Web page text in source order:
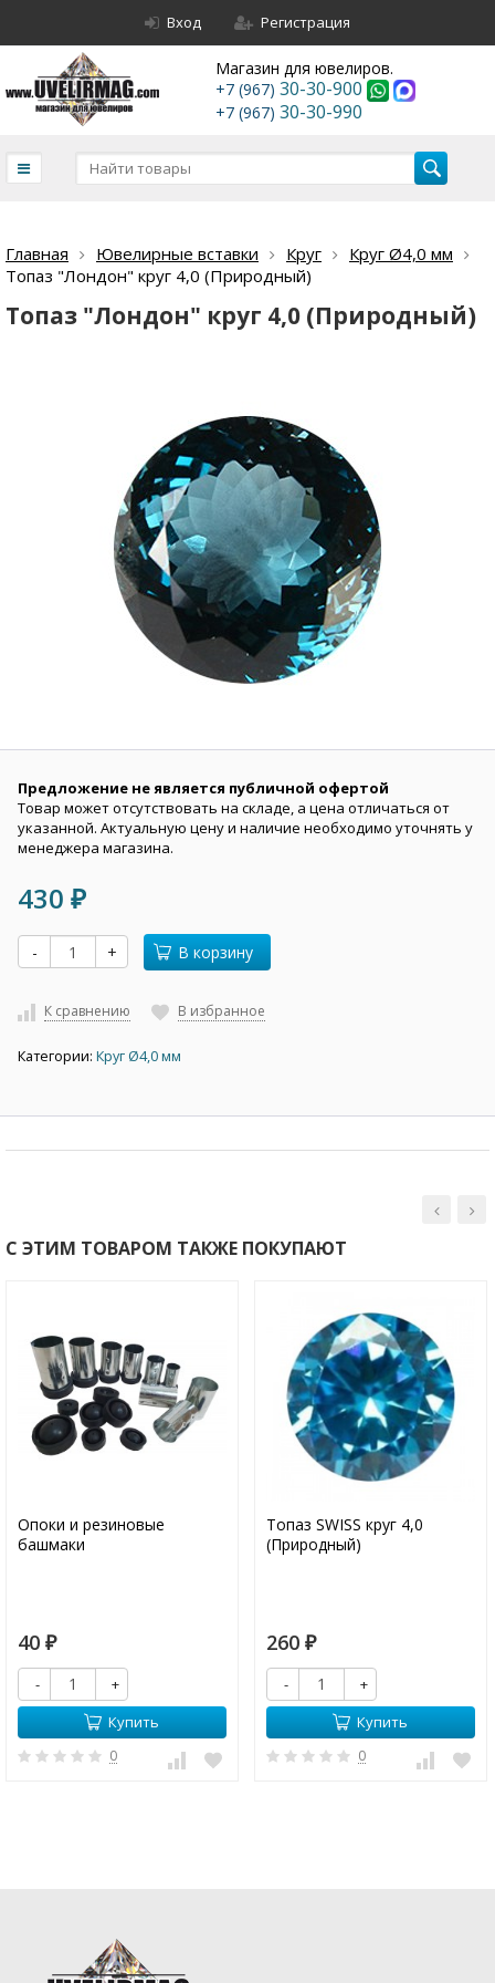
Вход Регистрация
Магазин для ювелиров.
+7 (967) 30-30-900
+7 (967) 30-30-990
Главная Ювелирные вставки Круг
Круг Ø4,0 мм
Топаз "Лондон" круг 4,0 (Природный)
Топаз "Лондон" круг 4,0 (Природный)
Предложение не является публичной офертой
Товар может отсутствовать на складе, а цена отличаться от
указанной. Актуальную цену и наличие необходимо уточнять у
менеджера магазина.
430 ₽
- + В корзину
К сравнению В избранное
Категории: Круг Ø4,0 мм
С ЭТИМ ТОВАРОМ ТАКЖЕ ПОКУПАЮТ
Опоки и резиновые
башмаки
40 ₽
-
+
Купить
0
Топаз SWISS круг 4,0
(Природный)
260 ₽
-
+
Купить
0